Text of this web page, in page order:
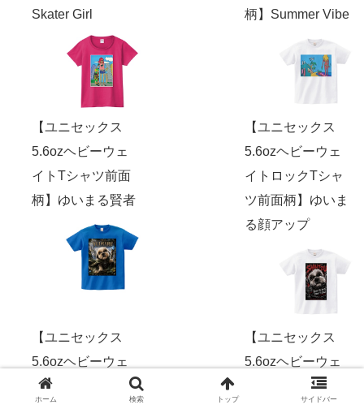
Skater Girl
柄】Summer Vibe
【ユニセックス
5.6ozヘビーウェ
イトTシャツ前面
柄】ゆいまる賢者
【ユニセックス
5.6ozヘビーウェ
イトロックTシャ
ツ前面柄】ゆいま
る顔アップ
【ユニセックス
5.6ozヘビーウェ
イトロックTシャ
【ユニセックス
5.6ozヘビーウェ
イトロックTシャ
ホーム 検索 トップ サイドバー